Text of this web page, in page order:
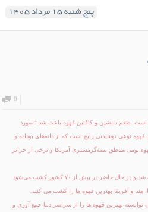
پنج شنبه ۱۵ مرداد ۱۴۰۵
0
است .طعم دلنشین و کافئین قهوه باعث شد تا مورد
قهوه نوعی نوشیدنی رایج است که از دانه‌های بوداده و
بومی مناطق نیمه‌گرمسیری آمریکا و برخی از جزایر
این گیاه از آفریقا به سایر نقاط جهان پراکنده شد و در حال حاضر در بیش از ۷۰ کشور کشت می‌شود
و آفریقا بهترین قهوه ها را کشت می کنند.
بهترین قهوه ها را از سراسر دنیا جمع آوری و